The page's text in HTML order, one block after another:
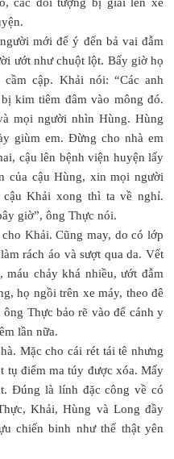
mới để ý đến bả vai đẫm
ướt như chuột lột. Bấy giờ họ
cập. Khải nói: “Các anh
kim tiêm đâm vào mông đó.
mọi người nhìn Hùng. Hùng
giùm em. Đừng cho nhà em
cậu lên bệnh viện huyện lấy
của cậu Hùng, xin mọi người
Khải xong thì ta về nghỉ.
giờ”, ông Thực nói.
Khải. Cũng may, do có lớp
rách áo và sượt qua da. Vết
máu chảy khá nhiều, ướt đẫm
họ ngồi trên xe máy, theo đê
Thực bảo rẽ vào để cánh y
lần nữa.
Mặc cho cái rét tái tê nhưng
tụ điểm ma túy được xóa. Mấy
Đúng là lính đặc công về có
Khải, Hùng và Long đầy
chiến binh như thế thật yên